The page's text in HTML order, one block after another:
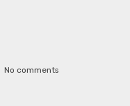
No comments